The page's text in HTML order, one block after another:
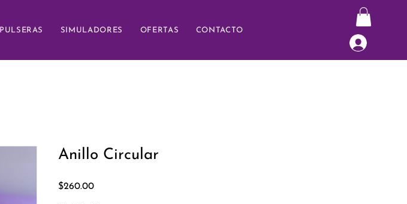
PULSERAS SIMULADORES OFERTAS CONTACTO
Anillo Circular
$260.00Precio